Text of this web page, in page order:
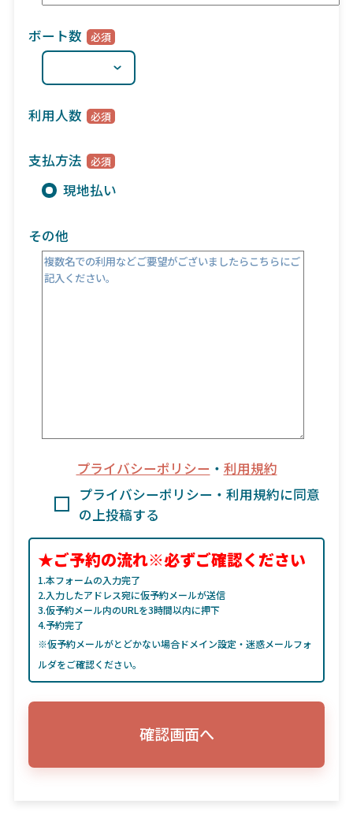
ボート数
利用人数
支払方法
現地払い
その他
プライバシーポリシー ・ 利用規約
プライバシーポリシー・利用規約に同意
の上投稿する
★ご予約の流れ※必ずご確認ください
1.本フォームの入力完了
2.入力したアドレス宛に仮予約メールが送信
3.仮予約メール内のURLを3時間以内に押下
4.予約完了
※仮予約メールがとどかない場合ドメイン設定・迷惑メールフォ
ルダをご確認ください。
確認画面へ